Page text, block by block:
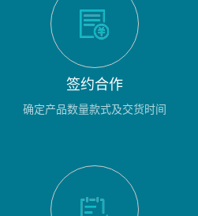
签约合作
确定产品数量款式及交货时间